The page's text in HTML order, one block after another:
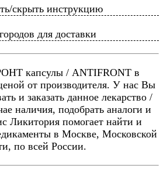
скрыть инструкцию
для доставки
капсулы / ANTIFRONT в
от производителя. У нас Вы
и заказать данное лекарство /
наличия, подобрать аналоги и
Ликитория помогает найти и
в Москве, Московской
по всей России.